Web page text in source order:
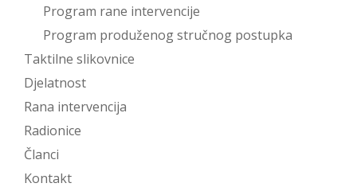
Program rane intervencije
Program produženog stručnog postupka
Taktilne slikovnice
Djelatnost
Rana intervencija
Radionice
Članci
Kontakt